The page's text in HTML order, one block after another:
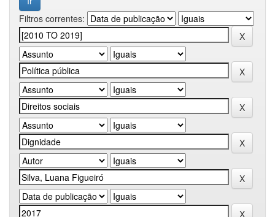
Filtros correntes: